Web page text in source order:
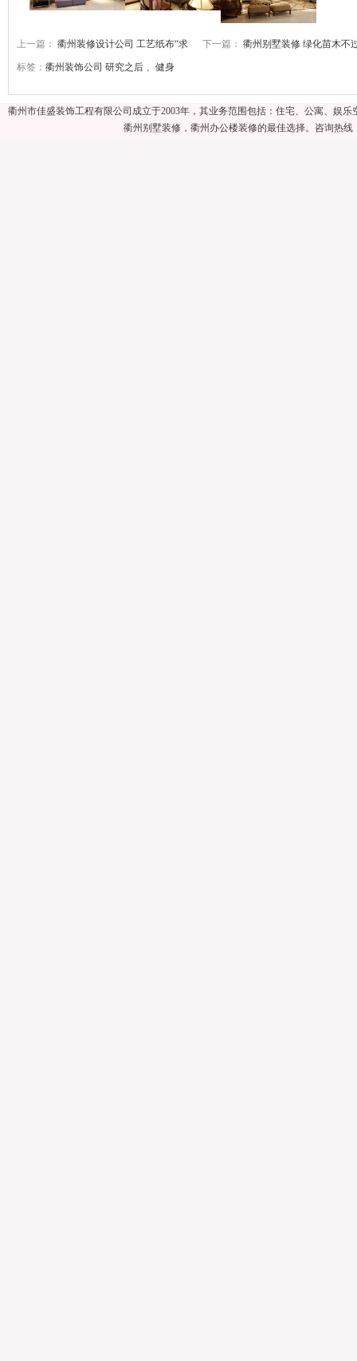
上一篇： 衢州装修设计公司 工艺纸布“求 下一篇： 衢州别墅装修 绿化苗木不
标签： 衢州装饰公司 研究之后 、健身
衢州市佳盛装饰工程有限公司成立于2003年，其业务范围包括：住宅、公寓、娱
衢州别墅装修，衢州办公楼装修的最佳选择。咨询热线